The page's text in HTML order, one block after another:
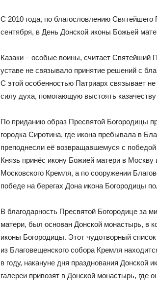
С 2010 года, по благословлению
сентября, в День Донской иконы Божьей
Казаки – особые воины, считает Святейший
уставе не связывало принятие решений с
С этой особенностью Патриарх связывает
силу духа, помогающую выстоять
По приданию образ Пресвятой Богородицы
городка Сиротина, где икона пребывала в
преподнесли её возвращавшемуся с
Князь принёс икону Божией матери в
Московского Кремля, а по сооружении
победе на берегах Дона икона Богородицы
В благодарность Пресвятой Богородице за
матери, был основан Донской монастырь, в
иконы Богородицы. Этот чудотворный
из Благовещенского собора Кремля
в году, накануне дня празднования Донской
галереи привозят в Донской монастырь, где